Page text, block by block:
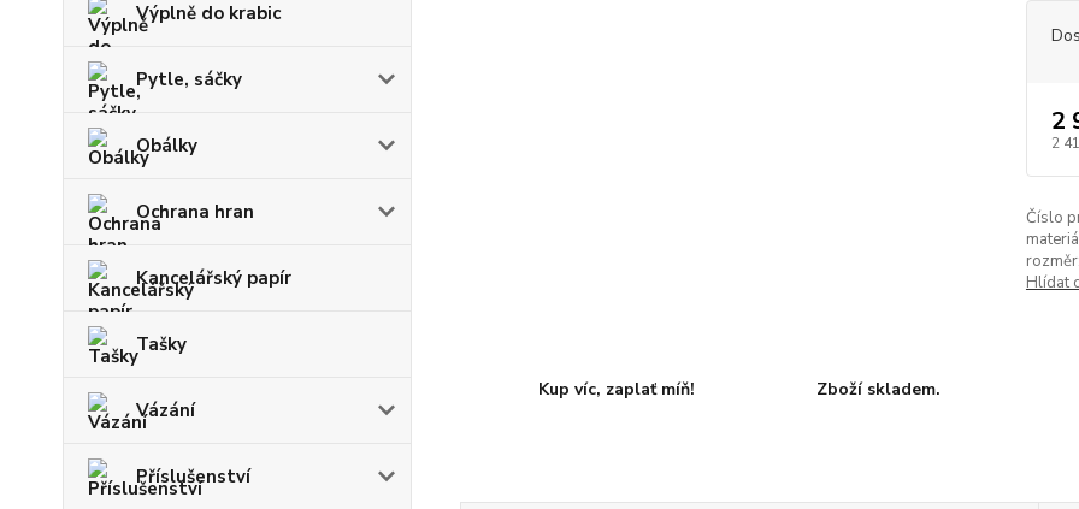
Výplně do krabic
Pytle, sáčky
Obálky
Ochrana hran
Kancelářský papír
Tašky
Vázání
Příslušenství
2
2
Číslo
rozměr:
Hlídat
Kup víc, zaplať míň! Zboží skladem.